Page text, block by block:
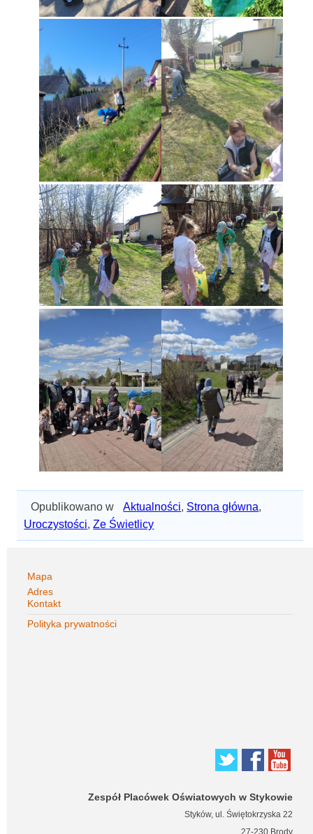
Opublikowano w Aktualności, Strona główna,
Uroczystości,Ze Świetlicy
Mapa
Adres
Kontakt
Polityka prywatności
Zespół Placówek Oświatowych w Stykowie
Styków, ul. Świętokrzyska 22
27-230 Brody